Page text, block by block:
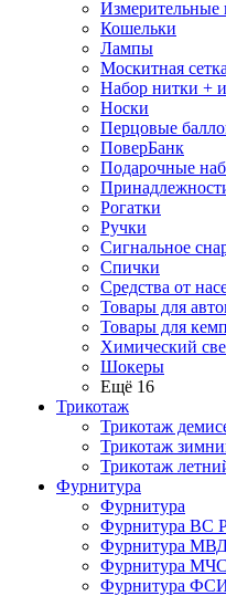
Измерительные
Кошельки
Лампы
Москитная сетка
Набор нитки +
Носки
Перцовые
ПоверБанк
Подарочные
Рогатки
Ручки
Сигнальное
Спички
Средства от
Товары для
Товары для
Химический
Шокеры
Ещё 16
Трикотаж
Трикотаж
Трикотаж
Трикотаж
Фурнитура
Фурнитура
Фурнитура ВС
Фурнитура
Фурнитура МЧС
Фурнитура